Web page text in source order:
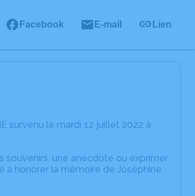
Facebook E-mail Lien
survenu le mardi 12 juillet 2022 à
souvenirs, une anecdote ou exprimer
à honorer la mémoire de Joséphine